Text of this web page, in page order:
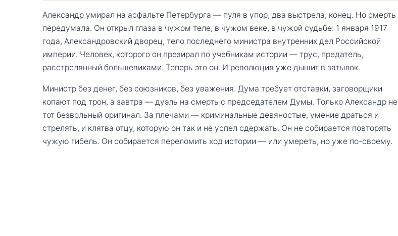
Александр умирал на асфальте Петербурга — пуля в упор, два выстрела, конец. Но смерть
передумала. Он открыл глаза в чужом теле, в чужом веке, в чужой судьбе: 1 января 1917
года, Александровский дворец, тело последнего министра внутренних дел Российской
империи. Человек, которого он презирал по учебникам истории — трус, предатель,
расстрелянный большевиками. Теперь это он. И революция уже дышит в затылок.
Министр без денег, без союзников, без уважения. Дума требует отставки, заговорщики
копают под трон, а завтра — дуэль на смерть с председателем Думы. Только Александр не
тот безвольный оригинал. За плечами — криминальные девяностые, умение драться и
стрелять, и клятва отцу, которую он так и не успел сдержать. Он не собирается повторять
чужую гибель. Он собирается переломить ход истории — или умереть, но уже по-своему.